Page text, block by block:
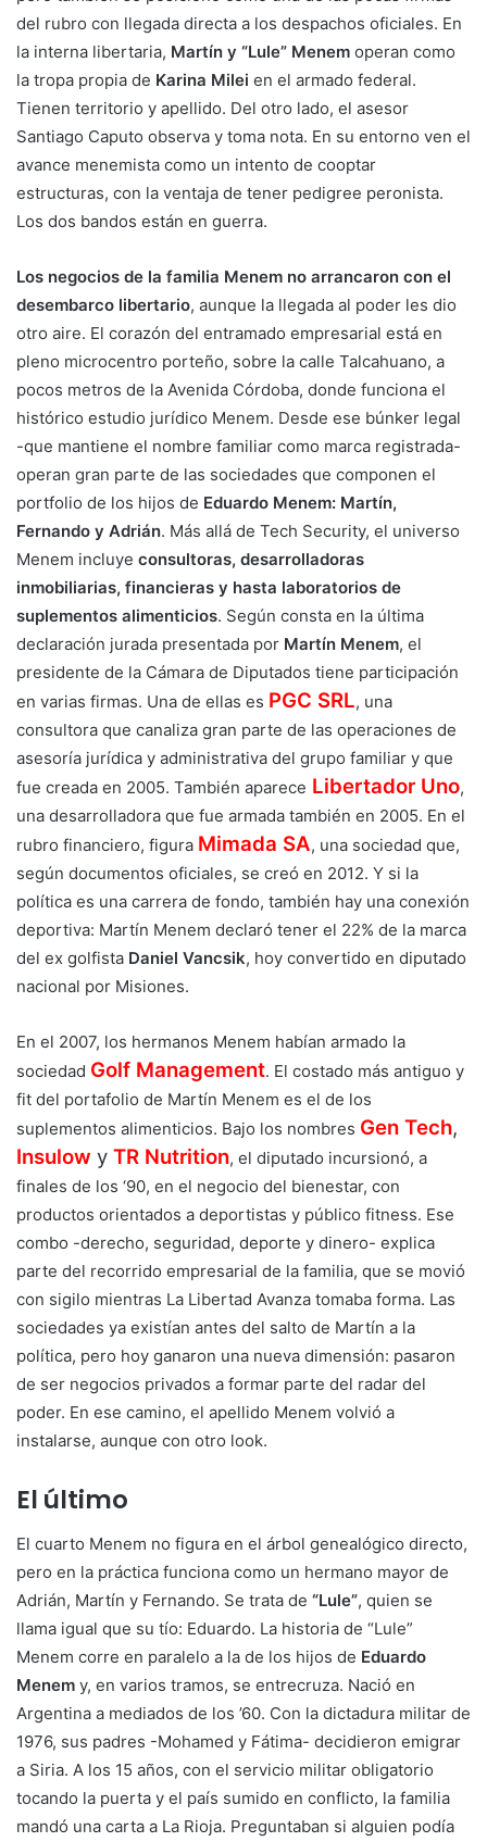
del rubro con llegada directa a los despachos oficiales. En
la interna libertaria, Martín y “Lule” Menem operan como
la tropa propia de Karina Milei en el armado federal.
Tienen territorio y apellido. Del otro lado, el asesor
Santiago Caputo observa y toma nota. En su entorno ven el
avance menemista como un intento de cooptar
estructuras, con la ventaja de tener pedigree peronista.
Los dos bandos están en guerra.
Los negocios de la familia Menem no arrancaron con el
desembarco libertario, aunque la llegada al poder les dio
otro aire. El corazón del entramado empresarial está en
pleno microcentro porteño, sobre la calle Talcahuano, a
pocos metros de la Avenida Córdoba, donde funciona el
histórico estudio jurídico Menem. Desde ese búnker legal
-que mantiene el nombre familiar como marca registrada-
operan gran parte de las sociedades que componen el
portfolio de los hijos de Eduardo Menem: Martín,
Fernando y Adrián. Más allá de Tech Security, el universo
Menem incluye consultoras, desarrolladoras
inmobiliarias, financieras y hasta laboratorios de
suplementos alimenticios. Según consta en la última
declaración jurada presentada por Martín Menem, el
presidente de la Cámara de Diputados tiene participación
en varias firmas. Una de ellas es PGC SRL, una
consultora que canaliza gran parte de las operaciones de
asesoría jurídica y administrativa del grupo familiar y que
fue creada en 2005. También aparece Libertador Uno,
una desarrolladora que fue armada también en 2005. En el
rubro financiero, figura Mimada SA, una sociedad que,
según documentos oficiales, se creó en 2012. Y si la
política es una carrera de fondo, también hay una conexión
deportiva: Martín Menem declaró tener el 22% de la marca
del ex golfista Daniel Vancsik, hoy convertido en diputado
nacional por Misiones.
En el 2007, los hermanos Menem habían armado la
sociedad Golf Management. El costado más antiguo y
fit del portafolio de Martín Menem es el de los
suplementos alimenticios. Bajo los nombres Gen Tech,
Insulow y TR Nutrition, el diputado incursionó, a
finales de los ‘90, en el negocio del bienestar, con
productos orientados a deportistas y público fitness. Ese
combo -derecho, seguridad, deporte y dinero- explica
parte del recorrido empresarial de la familia, que se movió
con sigilo mientras La Libertad Avanza tomaba forma. Las
sociedades ya existían antes del salto de Martín a la
política, pero hoy ganaron una nueva dimensión: pasaron
de ser negocios privados a formar parte del radar del
poder. En ese camino, el apellido Menem volvió a
instalarse, aunque con otro look.
El último
El cuarto Menem no figura en el árbol genealógico directo,
pero en la práctica funciona como un hermano mayor de
Adrián, Martín y Fernando. Se trata de “Lule”, quien se
llama igual que su tío: Eduardo. La historia de “Lule”
Menem corre en paralelo a la de los hijos de Eduardo
Menem y, en varios tramos, se entrecruza. Nació en
Argentina a mediados de los ’60. Con la dictadura militar de
1976, sus padres -Mohamed y Fátima- decidieron emigrar
a Siria. A los 15 años, con el servicio militar obligatorio
tocando la puerta y el país sumido en conflicto, la familia
mandó una carta a La Rioja. Preguntaban si alguien podía